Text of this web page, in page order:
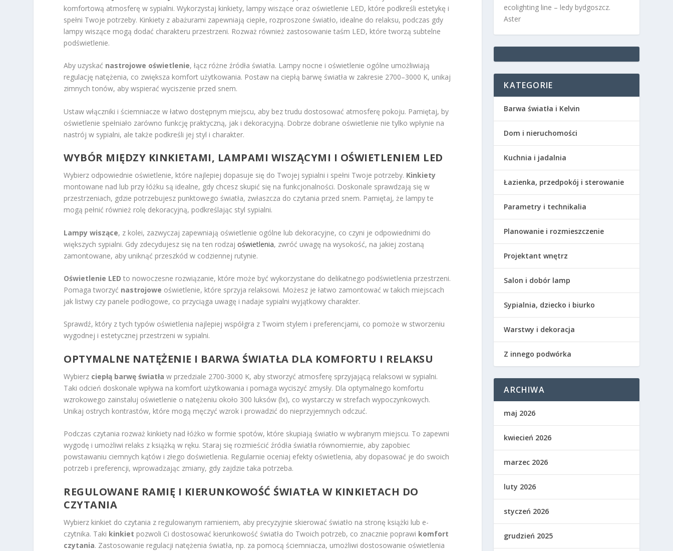
komfortową atmosferę w sypialni. Wykorzystaj kinkiety, lampy wiszące oraz oświetlenie LED, które podkreśli estetykę i
spełni Twoje potrzeby. Kinkiety z abażurami zapewniają ciepłe, rozproszone światło, idealne do relaksu, podczas gdy
lampy wiszące mogą dodać charakteru przestrzeni. Rozważ również zastosowanie taśm LED, które tworzą subtelne
podświetlenie.
Aby uzyskać nastrojowe oświetlenie, łącz różne źródła światła. Lampy nocne i oświetlenie ogólne umożliwiają
regulację natężenia, co zwiększa komfort użytkowania. Postaw na ciepłą barwę światła w zakresie 2700–3000 K, unikaj
zimnych tonów, aby wspierać wyciszenie przed snem.
Ustaw włączniki i ściemniacze w łatwo dostępnym miejscu, aby bez trudu dostosować atmosferę pokoju. Pamiętaj, by
oświetlenie spełniało zarówno funkcję praktyczną, jak i dekoracyjną. Dobrze dobrane oświetlenie nie tylko wpłynie na
nastrój w sypialni, ale także podkreśli jej styl i charakter.
WYBÓR MIĘDZY KINKIETAMI, LAMPAMI WISZĄCYMI I OŚWIETLENIEM LED
Wybierz odpowiednie oświetlenie, które najlepiej dopasuje się do Twojej sypialni i spełni Twoje potrzeby. Kinkiety
montowane nad lub przy łóżku są idealne, gdy chcesz skupić się na funkcjonalności. Doskonale sprawdzają się w
przestrzeniach, gdzie potrzebujesz punktowego światła, zwłaszcza do czytania przed snem. Pamiętaj, że lampy te
mogą pełnić również rolę dekoracyjną, podkreślając styl sypialni.
Lampy wiszące, z kolei, zazwyczaj zapewniają oświetlenie ogólne lub dekoracyjne, co czyni je odpowiednimi do
większych sypialni. Gdy zdecydujesz się na ten rodzajoświetlenia, zwróć uwagę na wysokość, na jakiej zostaną
zamontowane, aby uniknąć przeszkód w codziennej rutynie.
Oświetlenie LED to nowoczesne rozwiązanie, które może być wykorzystane do delikatnego podświetlenia przestrzeni.
Pomaga tworzyć nastrojowe oświetlenie, które sprzyja relaksowi. Możesz je łatwo zamontować w takich miejscach
jak listwy czy panele podłogowe, co przyciąga uwagę i nadaje sypialni wyjątkowy charakter.
Sprawdź, który z tych typów oświetlenia najlepiej współgra z Twoim stylem i preferencjami, co pomoże w stworzeniu
wygodnej i estetycznej przestrzeni w sypialni.
OPTYMALNE NATĘŻENIE I BARWA ŚWIATŁA DLA KOMFORTU I RELAKSU
Wybierz ciepłą barwę światła w przedziale 2700-3000 K, aby stworzyć atmosferę sprzyjającą relaksowi w sypialni.
Taki odcień doskonale wpływa na komfort użytkowania i pomaga wyciszyć zmysły. Dla optymalnego komfortu
wzrokowego zainstaluj oświetlenie o natężeniu około 300 luksów (lx), co wystarczy w strefach wypoczynkowych.
Unikaj ostrych kontrastów, które mogą męczyć wzrok i prowadzić do nieprzyjemnych odczuć.
Podczas czytania rozważ kinkiety nad łóżko w formie spotów, które skupiają światło w wybranym miejscu. To zapewni
wygodę i umożliwi relaks z książką w ręku. Staraj się rozmieścić źródła światła równomiernie, aby zapobiec
powstawaniu ciemnych kątów i złego doświetlenia. Regularnie oceniaj efekty oświetlenia, aby dopasować je do swoich
potrzeb i preferencji, wprowadzając zmiany, gdy zajdzie taka potrzeba.
REGULOWANE RAMIĘ I KIERUNKOWOŚĆ ŚWIATŁA W KINKIETACH DO
CZYTANIA
Wybierz kinkiet do czytania z regulowanym ramieniem, aby precyzyjnie skierować światło na stronę książki lub e-
czytnika. Taki kinkiet pozwoli Ci dostosować kierunkowość światła do Twoich potrzeb, co znacznie poprawi komfort
czytania. Zastosowanie regulacji natężenia światła, np. za pomocą ściemniacza, umożliwi dostosowanie oświetlenia
ecolighting line – ledy bydgoszcz.
Aster
KATEGORIE
Barwa światła i Kelvin
Dom i nieruchomości
Kuchnia i jadalnia
Łazienka, przedpokój i sterowanie
Parametry i technikalia
Planowanie i rozmieszczenie
Projektant wnętrz
Salon i dobór lamp
Sypialnia, dziecko i biurko
Warstwy i dekoracja
Z innego podwórka
ARCHIWA
maj 2026
kwiecień 2026
marzec 2026
luty 2026
styczeń 2026
grudzień 2025